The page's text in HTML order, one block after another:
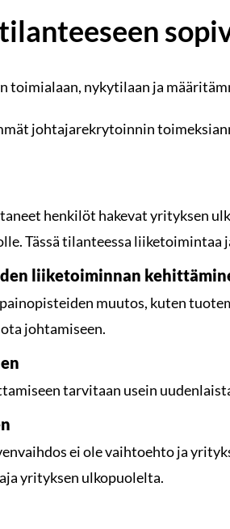
toimialaan, nykytilaan ja
johtajarekrytoinnin
henkilöt hakevat yrityksen
Tässä tilanteessa
liiketoiminnan
muutos, kuten
johtamiseen.
tarvitaan usein
ei ole vaihtoehto ja
yrityksen ulkopuolelta.